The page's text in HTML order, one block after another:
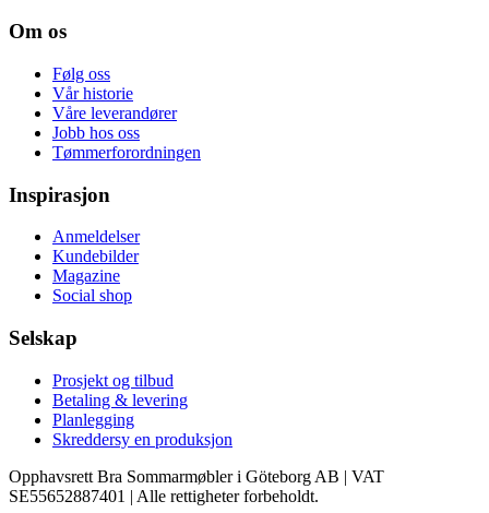
Om os
Følg oss
Vår historie
Våre leverandører
Jobb hos oss
Tømmerforordningen
Inspirasjon
Anmeldelser
Kundebilder
Magazine
Social shop
Selskap
Prosjekt og tilbud
Betaling & levering
Planlegging
Skreddersy en produksjon
Opphavsrett Bra Sommarmøbler i Göteborg AB | VAT
SE55652887401 | Alle rettigheter forbeholdt.